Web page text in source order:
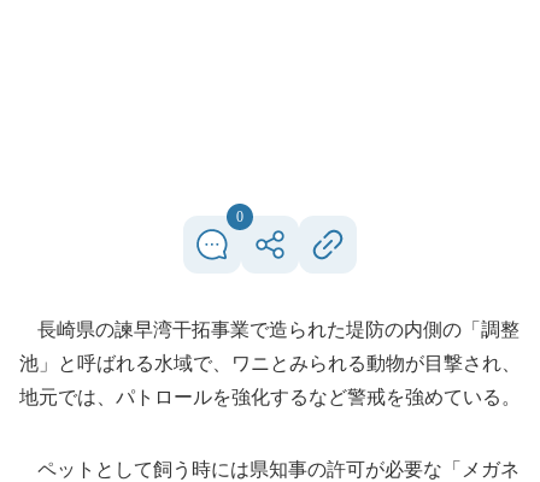
0
長崎県の諫早湾干拓事業で造られた堤防の内側の「調整
池」と呼ばれる水域で、ワニとみられる動物が目撃され、
地元では、パトロールを強化するなど警戒を強めている。
ペットとして飼う時には県知事の許可が必要な「メガネ